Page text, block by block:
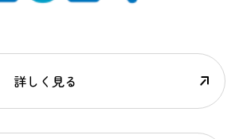
詳しく見る